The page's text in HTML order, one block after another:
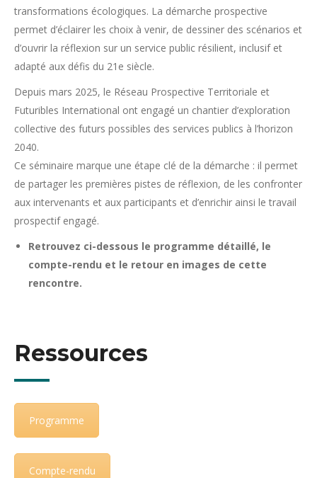
transformations écologiques. La démarche prospective
permet d’éclairer les choix à venir, de dessiner des scénarios et
d’ouvrir la réflexion sur un service public résilient, inclusif et
adapté aux défis du 21e siècle.
Depuis mars 2025, le Réseau Prospective Territoriale et
Futuribles International ont engagé un chantier d’exploration
collective des futurs possibles des services publics à l’horizon
2040.
Ce séminaire marque une étape clé de la démarche : il permet
de partager les premières pistes de réflexion, de les confronter
aux intervenants et aux participants et d’enrichir ainsi le travail
prospectif engagé.
Retrouvez ci-dessous le programme détaillé, le
compte-rendu et le retour en images de cette
rencontre.
Ressources
Programme
Compte-rendu